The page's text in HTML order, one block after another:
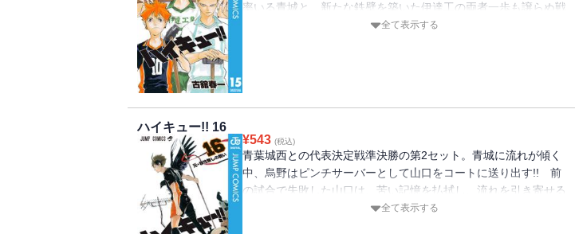
率いる青城と、新たな鉄壁を築いた伊達工の両者一歩も譲らぬ戦
全て表示する
ハイキュー!! 16
¥543 (税込)
青葉城西との代表決定戦準決勝の第2セット。青城に流れが傾く
中、烏野はピンチサーバーとして山口をコートに送り出す!! 前
の試合で失敗した山口は、苦い記憶を払拭し、流れを引き寄せる
全て表示する